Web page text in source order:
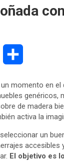
l
m
p
a
r
momento en
de madera
activa la
un
accesibles
El objetivo es